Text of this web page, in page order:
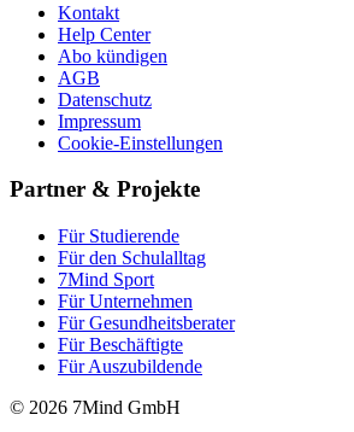
Kontakt
Help Center
Abo kündigen
AGB
Datenschutz
Impressum
Cookie-Einstellungen
Partner & Projekte
Für Stu­die­rende
Für den Schulalltag
7Mind Sport
Für Unter­neh­men
Für Gesund­heits­be­ra­ter
Für Beschäftigte
Für Auszubildende
© 2026 7Mind GmbH